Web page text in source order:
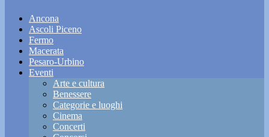
Ancona
Ascoli Piceno
Fermo
Macerata
Pesaro-Urbino
Eventi
Arte e cultura
Benessere
Categorie e luoghi
Cinema
Concerti